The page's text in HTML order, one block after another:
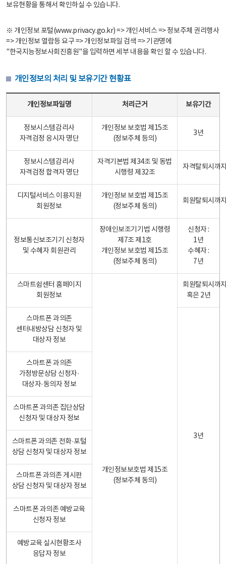
보유현황을 통해서 확인하실 수 있습니다.
※ 개인정보 포털(www.privacy.go.kr) => 개인서비스 => 정보주체 권리행사
=> 개인정보 열람등 요구 => 개인정보파일 검색 => 기관명에
"한국지능정보사회진흥원"을 입력하면 세부 내용을 확인 할 수 있습니다.
개인정보의 처리 및 보유기간 현황표
개인정보파일명 처리근거 보유기간
정보시스템감리사
자격검정 응시자 명단
개인정보 보호법 제15조
(정보주체 등의)
3년
정보시스템감리사
자격검정 합격자 명단
자격기본법 제34조 및 동법
시행령 제32조
자격탈퇴시까
디지털서비스 이용지원
회원정보
개인정보 보호법 제15조
(정보주체 동의)
회원탈퇴시까
정보통신보조기기 신청자
및 수혜자 회원관리
장애인보조기기법 시행령
제7조 제1호
개인정보 보호법 제15조
(정보주체 동의)
신청자 :
1년
수혜자 :
7년
스마트쉼센터 홈페이지
회원정보
개인정보보호법 제15조
(정보주체 동의)
회원탈퇴시까
혹은 2년
스마트폰 과의존
센터내방상담 신청자 및
대상자 정보
3년
스마트폰 과의존
가정방문상담 신청자·
대상자·동의자 정보
스마트폰 과의존 집단상담
신청자 및 대상자 정보
스마트폰 과의존 전화·포털
상담 신청자 및 대상자 정보
스마트폰 과의존 게시판
상담 신청자 및 대상자 정보
스마트폰 과의존 예방교육
신청자 정보
예방교육 실시현황조사
응답자 정보